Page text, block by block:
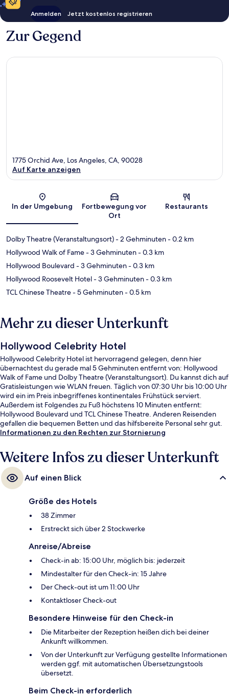
Anmelden Jetzt kostenlos registrieren
Zur Gegend
Karte
1775 Orchid Ave, Los Angeles, CA, 90028
Auf Karte anzeigen
In der Umgebung
Fortbewegung vor
Ort
Restaurants
Dolby Theatre (Veranstaltungsort)- 2 Gehminuten- 0.2 km
Hollywood Walk of Fame- 3 Gehminuten- 0.3 km
Hollywood Boulevard - 3 Gehminuten- 0.3 km
Hollywood Roosevelt Hotel- 3 Gehminuten- 0.3 km
TCL Chinese Theatre- 5 Gehminuten- 0.5 km
Mehr zu dieser Unterkunft
Hollywood Celebrity Hotel
Hollywood Celebrity Hotel ist hervorragend gelegen, denn hier
übernachtest du gerade mal 5 Gehminuten entfernt von: Hollywood
Walk of Fame und Dolby Theatre (Veranstaltungsort). Du kannst dich auf
Gratisleistungen wie WLAN freuen. Täglich von 07:30 Uhr bis 10:00 Uhr
wird ein im Preis inbegriffenes kontinentales Frühstück serviert.
Außerdem ist Folgendes zu Fuß höchstens 10 Minuten entfernt:
Hollywood Boulevard und TCL Chinese Theatre. Anderen Reisenden
gefallen die bequemen Betten und das hilfsbereite Personal sehr gut.
Die öffentlichen Verkehrsmittel sind ganz in der Nähe: Zur U-Bahn
Informationen zu den Rechten zur Stornierung
Weitere Infos zu dieser Unterkunft
Auf einen Blick
Größe des Hotels
38 Zimmer
Erstreckt sich über 2 Stockwerke
Anreise/Abreise
Check-in ab: 15:00 Uhr, möglich bis: jederzeit
Mindestalter für den Check-in: 15 Jahre
Der Check-out ist um 11:00 Uhr
Kontaktloser Check-out
Besondere Hinweise für den Check-in
Die Mitarbeiter der Rezeption heißen dich bei deiner
Ankunft willkommen.
Von der Unterkunft zur Verfügung gestellte Informationen
werden ggf. mit automatischen Übersetzungstools
übersetzt.
Beim Check-in erforderlich